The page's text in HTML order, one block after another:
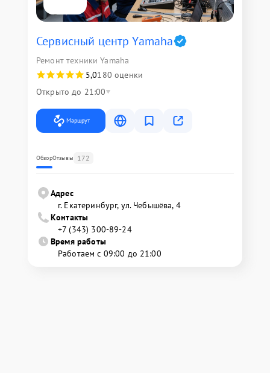
Сервисный центр Yamaha
Ремонт техники Yamaha
5,0180 оценки
Открыто до 21:00
Маршрут
ОбзорОтзывы 172
Адрес
г. Екатеринбург, ул. Чебышёва, 4
Контакты
+7 (343) 300-89-24
Время работы
Работаем с 09:00 до 21:00